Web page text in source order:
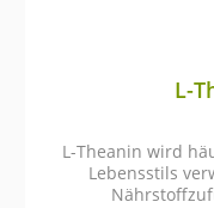
L-
L-Theanin wird
Lebensstils